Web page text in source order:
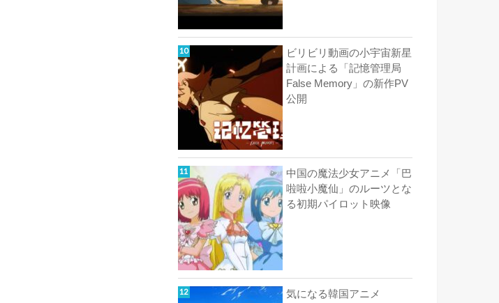
ビリビリ動画の小宇宙新星
計画による「記憶管理局
False Memory」の新作PV
公開
中国の魔法少女アニメ「巴
啦啦小魔仙」のルーツとな
る初期パイロット映像
気になる韓国アニメ